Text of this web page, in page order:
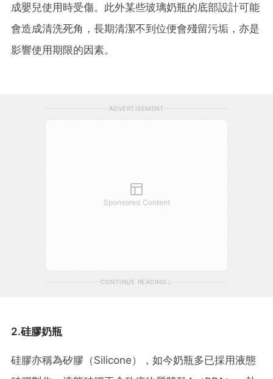
成嬰兒使用時受傷。此外某些玻璃奶瓶的底部設計可能
會造成清洗死角，長期清潔不到位便會殘留污垢，亦是
影響使用期限的因素。
ADVERTISEMENT
Sponsored Content
CONTINUE READING
2.硅膠奶瓶
硅膠亦稱為矽膠（Silicone），如今奶瓶多已採用液態